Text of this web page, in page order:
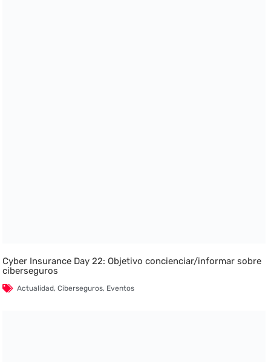
Cyber Insurance Day 22: Objetivo concienciar/informar sobre
ciberseguros
Actualidad,Ciberseguros, Eventos